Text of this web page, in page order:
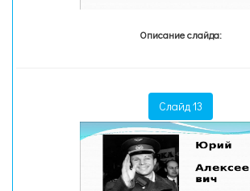
Описание слайда:
Слайд 13